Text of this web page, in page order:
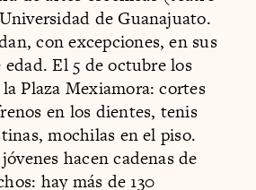
de Guanajuato.
con excepciones, en sus
edad. El 5 de octubre los
Plaza Mexiamora: cortes
en los dientes, tenis
mochilas en el piso.
hacen cadenas de
hay más de 130